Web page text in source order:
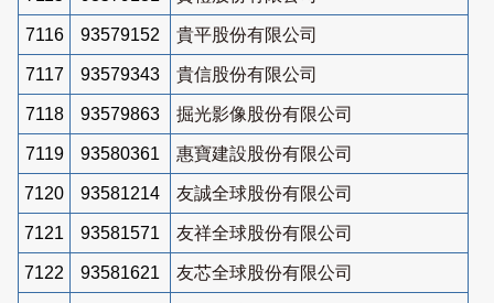
7116 93579152 貴平股份有限公司
7117 93579343 貴信股份有限公司
7118 93579863 掘光影像股份有限公司
7119 93580361 惠寶建設股份有限公司
7120 93581214 友誠全球股份有限公司
7121 93581571 友祥全球股份有限公司
7122 93581621 友芯全球股份有限公司